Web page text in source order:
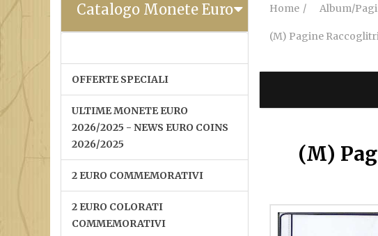
Catalogo Monete Euro
OFFERTE SPECIALI
ULTIME MONETE EURO
2026/2025 - NEWS EURO COINS
2026/2025
2 EURO COMMEMORATIVI
2 EURO COLORATI
COMMEMORATIVI
Home Album/
(M) Pagine
(M)